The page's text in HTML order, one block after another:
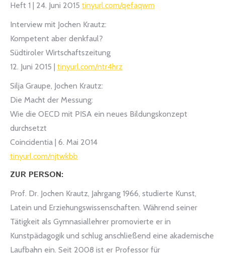
Heft 1 | 24. Juni 2015 tinyurl.com/qefaqwm
Interview mit Jochen Krautz:
Kompetent aber denkfaul?
Südtiroler Wirtschaftszeitung
12. Juni 2015 | tinyurl.com/ntr4hrz
Silja Graupe, Jochen Krautz:
Die Macht der Messung:
Wie die OECD mit PISA ein neues Bildungskonzept
durchsetzt
Coincidentia | 6. Mai 2014
tinyurl.com/njtwkbb
ZUR PERSON:
Prof. Dr. Jochen Krautz, Jahrgang 1966, studierte Kunst,
Latein und Erziehungswissenschaften. Während seiner
Tätigkeit als Gymnasiallehrer promovierte er in
Kunstpädagogik und schlug anschließend eine akademische
Laufbahn ein. Seit 2008 ist er Professor für